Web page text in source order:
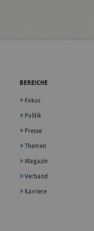
BEREICHE
Fokus
Politik
Presse
Themen
Magazin
Verband
Karriere